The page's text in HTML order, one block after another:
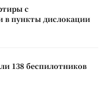
с
пункты дислокации
138 беспилотников